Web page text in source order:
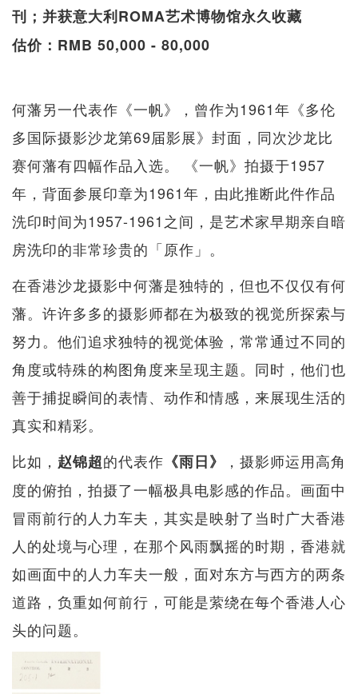
刊；并获意大利ROMA艺术博物馆永久收藏
估价：RMB 50,000 - 80,000
何藩另一代表作《一帆》，曾作为1961年《多伦
多国际摄影沙龙第69届影展》封面，同次沙龙比
赛何藩有四幅作品入选。 《一帆》拍摄于1957
年，背面参展印章为1961年，由此推断此件作品
洗印时间为1957-1961之间，是艺术家早期亲自暗
房洗印的非常珍贵的「原作」。
在香港沙龙摄影中何藩是独特的，但也不仅仅有何
藩。许许多多的摄影师都在为极致的视觉所探索与
努力。他们追求独特的视觉体验，常常通过不同的
角度或特殊的构图角度来呈现主题。同时，他们也
善于捕捉瞬间的表情、动作和情感，来展现生活的
真实和精彩。
比如， 赵锦超的代表作 《雨日》
，摄影师运用高角
度的俯拍，拍摄了一幅极具电影感的作品。画面中
冒雨前行的人力车夫，其实是映射了当时广大香港
人的处境与心理，在那个风雨飘摇的时期，香港就
如画面中的人力车夫一般，面对东方与西方的两条
道路，负重如何前行，可能是萦绕在每个香港人心
头的问题。